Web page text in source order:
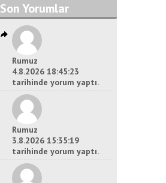
Son Yorumlar
Rumuz
4.8.2026 18:45:23
tarihinde yorum yaptı.
Rumuz
3.8.2026 15:35:19
tarihinde yorum yaptı.